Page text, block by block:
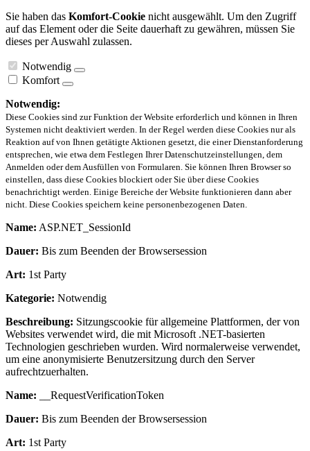
Sie haben das Komfort-Cookie nicht ausgewählt. Um den Zugriff
auf das Element oder die Seite dauerhaft zu gewähren, müssen Sie
dieses per Auswahl zulassen.
Notwendig
Komfort
Notwendig:
Diese Cookies sind zur Funktion der Website erforderlich und können in Ihren
Systemen nicht deaktiviert werden. In der Regel werden diese Cookies nur als
Reaktion auf von Ihnen getätigte Aktionen gesetzt, die einer Dienstanforderung
entsprechen, wie etwa dem Festlegen Ihrer Datenschutzeinstellungen, dem
Anmelden oder dem Ausfüllen von Formularen. Sie können Ihren Browser so
einstellen, dass diese Cookies blockiert oder Sie über diese Cookies
benachrichtigt werden. Einige Bereiche der Website funktionieren dann aber
nicht. Diese Cookies speichern keine personenbezogenen Daten.
Name: ASP.NET_SessionId
Dauer: Bis zum Beenden der Browsersession
Art: 1st Party
Kategorie: Notwendig
Beschreibung: Sitzungscookie für allgemeine Plattformen, der von
Websites verwendet wird, die mit Microsoft .NET-basierten
Technologien geschrieben wurden. Wird normalerweise verwendet,
um eine anonymisierte Benutzersitzung durch den Server
aufrechtzuerhalten.
Name: __RequestVerificationToken
Dauer: Bis zum Beenden der Browsersession
Art: 1st Party